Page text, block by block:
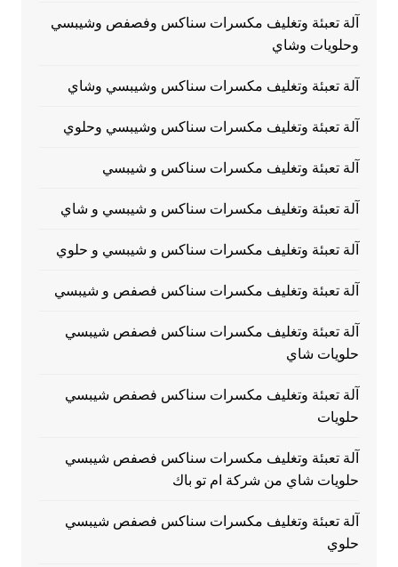
آلة تعبئة وتغليف مكسرات سناكس وفصفص وشيبسي
وحلويات وشاي
آلة تعبئة وتغليف مكسرات سناكس وشيبسي وشاي
آلة تعبئة وتغليف مكسرات سناكس وشيبسي وحلوي
آلة تعبئة وتغليف مكسرات سناكس و شيبسي
آلة تعبئة وتغليف مكسرات سناكس و شيبسي و شاي
آلة تعبئة وتغليف مكسرات سناكس و شيبسي و حلوي
آلة تعبئة وتغليف مكسرات سناكس فصفص و شيبسي
آلة تعبئة وتغليف مكسرات سناكس فصفص شيبسي
حلويات شاي
آلة تعبئة وتغليف مكسرات سناكس فصفص شيبسي
حلويات
آلة تعبئة وتغليف مكسرات سناكس فصفص شيبسي
حلويات شاي من شركة ام تو باك
آلة تعبئة وتغليف مكسرات سناكس فصفص شيبسي
حلوي